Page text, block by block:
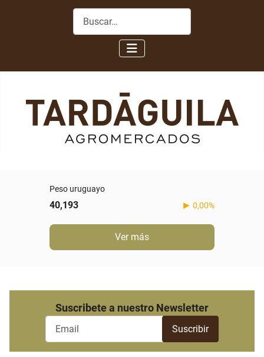
Buscar
Peso uruguayo
40,193 0,00%
Ver más
Suscribete a nuestro Newsletter